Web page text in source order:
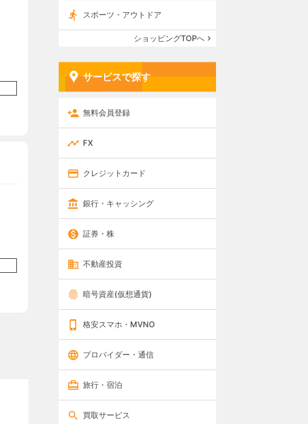
スポーツ・アウトドア
ショッピングTOPへ
サービスで探す
無料会員登録
FX
クレジットカード
銀行・キャッシング
証券・株
不動産投資
暗号資産(仮想通貨)
格安スマホ・MVNO
プロバイダー・通信
旅行・宿泊
買取サービス